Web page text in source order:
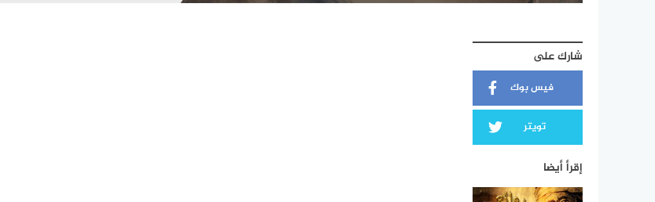
شارك على
فيس بوك
تويتر
إقرأ أيضا